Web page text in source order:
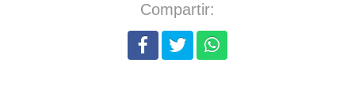
Compartir: